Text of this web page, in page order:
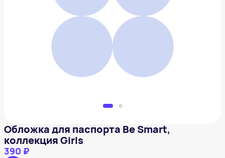
Обложка для паспорта Be Smart, коллекция Girls
390 ₽
Добавить в вишлист
Обложка для паспорта Be Smart,
коллекция Girls
390 ₽